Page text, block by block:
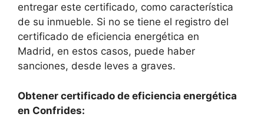
entregar este certificado, como característica
de su inmueble. Si no se tiene el registro del
certificado de eficiencia energética en
Madrid, en estos casos, puede haber
sanciones, desde leves a graves.
Obtener certificado de eficiencia energética
en Confrides: